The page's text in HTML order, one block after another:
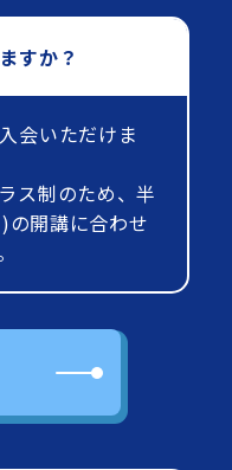
すか？
会いただけま
ス制のため、半
開講に合わせ